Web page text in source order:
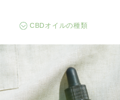
CBDオイルの種類